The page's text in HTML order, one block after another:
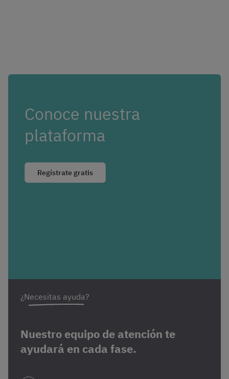
Conoce nuestra
plataforma
Regístrate gratis
¿Necesitas ayuda?
Nuestro equipo de atención te
ayudará en cada fase.